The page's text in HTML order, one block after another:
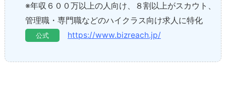
※年収６００万以上の人向け、８割以上がスカウト、
管理職・専門職などのハイクラス向け求人に特化
公式 https://www.bizreach.jp/